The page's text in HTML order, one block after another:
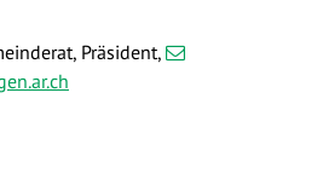
Präsident,